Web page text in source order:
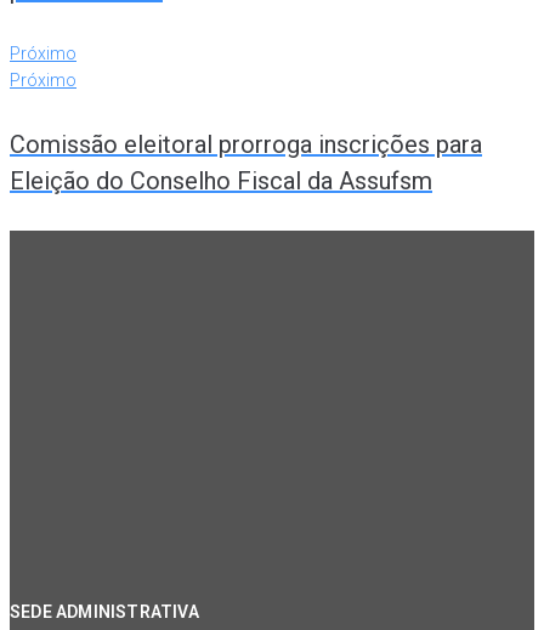
Próximo
Próximo
Comissão eleitoral prorroga inscrições para
Eleição do Conselho Fiscal da Assufsm
SEDE ADMINISTRATIVA